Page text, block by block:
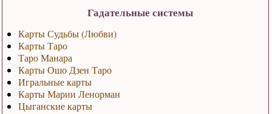
Гадательные системы
Карты Судьбы (Любви)
Карты Таро
Таро Манара
Карты Ошо Дзен Таро
Игральные карты
Карты Марии Ленорман
Цыганские карты